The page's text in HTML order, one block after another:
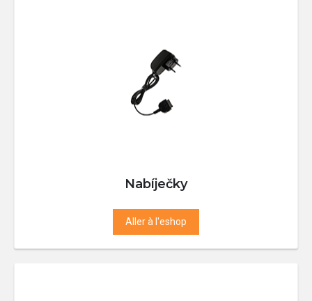
Nabíječky
Aller à l'eshop